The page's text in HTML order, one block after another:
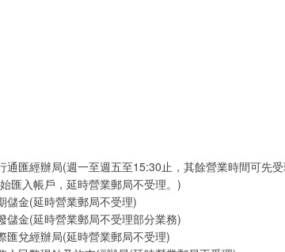
通匯經辦局(週一至週五至15:30止，其餘營業時間可先
匯入帳戶，延時營業郵局不受理。)
儲金(延時營業郵局不受理)
儲金(延時營業郵局不受理部分業務)
匯兌經辦局(延時營業郵局不受理)